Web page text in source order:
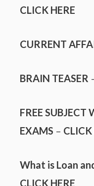
CLICK HERE
CURRENT
BRAIN TEASER
FREE SUBJECT
EXAMS – CLICK
What is Loan
CLICK HERE